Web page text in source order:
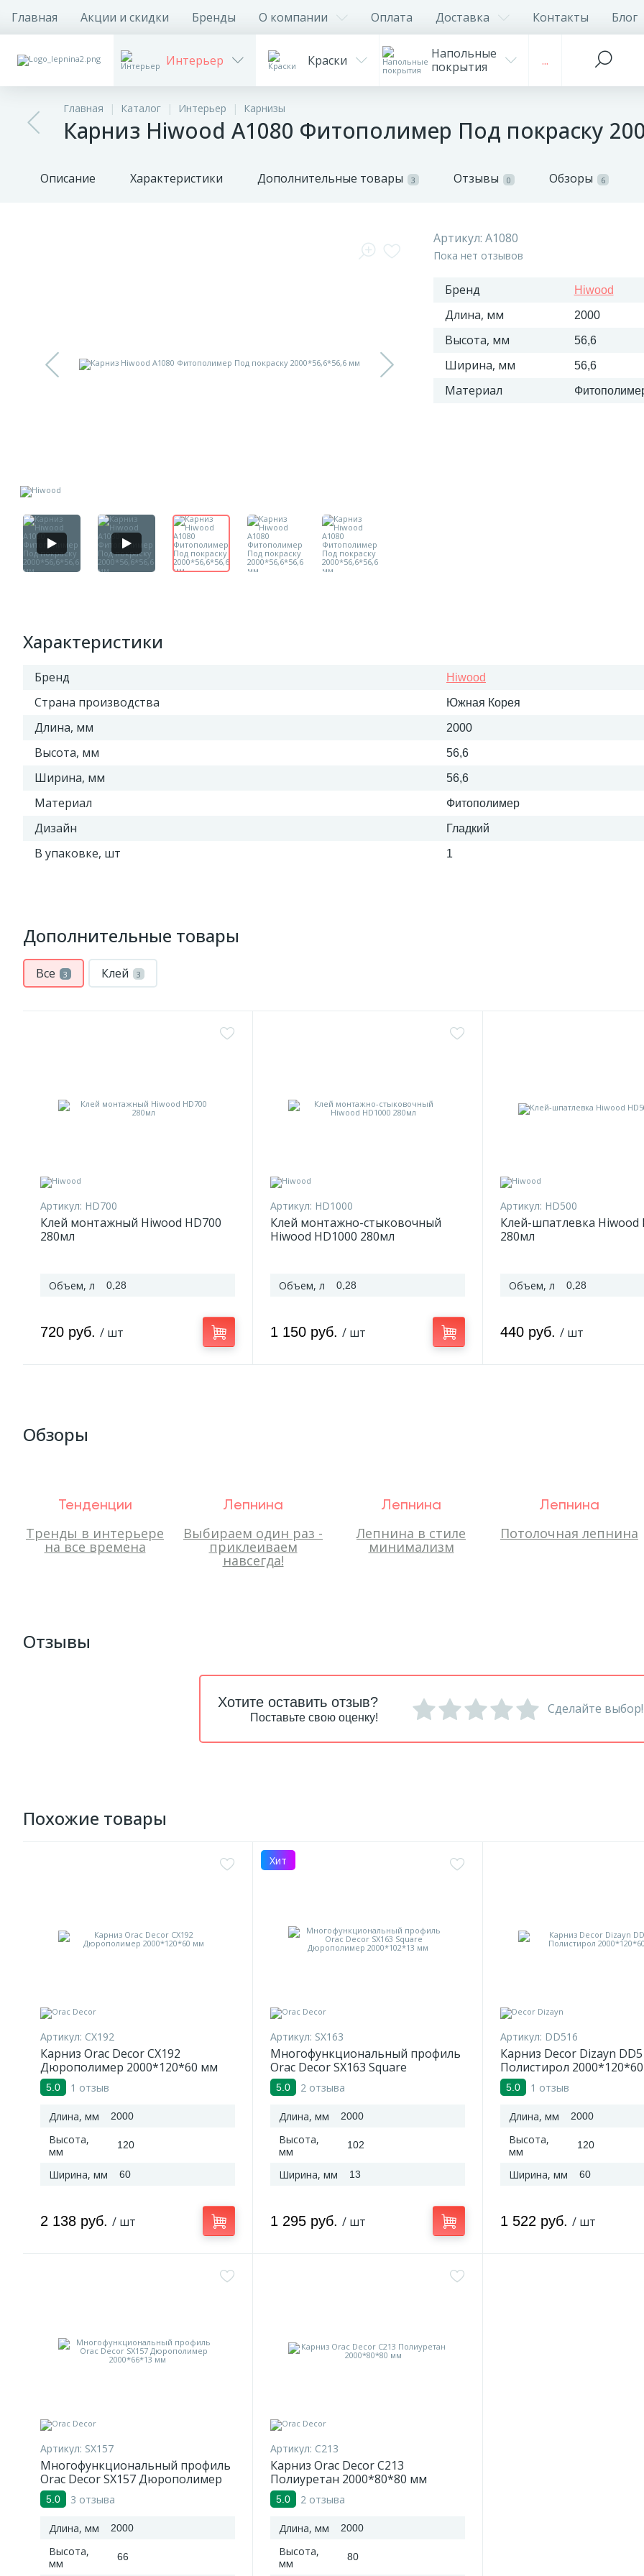
Главная Акции и скидки Бренды О компании Оплата Доставка Контакты Блог
Интерьер Краски
Напольные
покрытия
...
Главная Каталог Интерьер Карнизы
Карниз Hiwood A1080 Фитополимер Под покраску
Описание Характеристики Дополнительные товары 3 Отзывы 0 Обзоры 6
Артикул: A1080
Пока нет отзывов
Бренд Hiwood
Длина, мм 2000
Высота, мм 56,6
Ширина, мм 56,6
Материал
Характеристики
Бренд Hiwood
Страна производства Южная Корея
Длина, мм 2000
Высота, мм 56,6
Ширина, мм 56,6
Материал Фитополимер
Дизайн Гладкий
В упаковке, шт 1
Дополнительные товары
Все 3 Клей 3
Артикул: HD700
Клей монтажный Hiwood HD700
280мл
Объем, л 0,28
720 руб. / шт
Артикул: HD1000
Клей монтажно-стыковочный
Hiwood HD1000 280мл
Объем, л 0,28
1 150 руб. / шт
Артикул: HD500
Клей-шпатлевка Hiwood
280мл
Объем, л 0,28
440 руб. / шт
Обзоры
Тенденции
Тренды в интерьере
на все времена
Лепнина
Выбираем один раз -
приклеиваем
навсегда!
Лепнина
Лепнина в стиле
минимализм
Лепнина
Потолочная лепнина
Отзывы
Хотите оставить отзыв?
Поставьте свою оценку!
Сделайте выбор!
Похожие товары
Артикул: CX192
Карниз Orac Decor CX192
Дюрополимер 2000*120*60 мм
5.0 1 отзыв
Длина, мм 2000
Высота,
мм
120
Ширина, мм 60
2 138 руб. / шт
Хит
Артикул: SX163
Многофункциональный профиль
Orac Decor SX163 Square
Дюрополимер 2000*102*13 мм
5.0 2 отзыва
Длина, мм 2000
Высота,
мм
102
Ширина, мм 13
1 295 руб. / шт
Артикул: DD516
Карниз Decor Dizayn
Полистирол
5.0 1 отзыв
Длина, мм 2000
Высота,
мм
120
Ширина, мм 60
1 522 руб. / шт
Артикул: SX157
Многофункциональный профиль
Orac Decor SX157 Дюрополимер
2000*66*13 мм
5.0 3 отзыва
Длина, мм 2000
Высота,
мм
66
Артикул: C213
Карниз Orac Decor C213
Полиуретан 2000*80*80 мм
5.0 2 отзыва
Длина, мм 2000
Высота,
мм
80